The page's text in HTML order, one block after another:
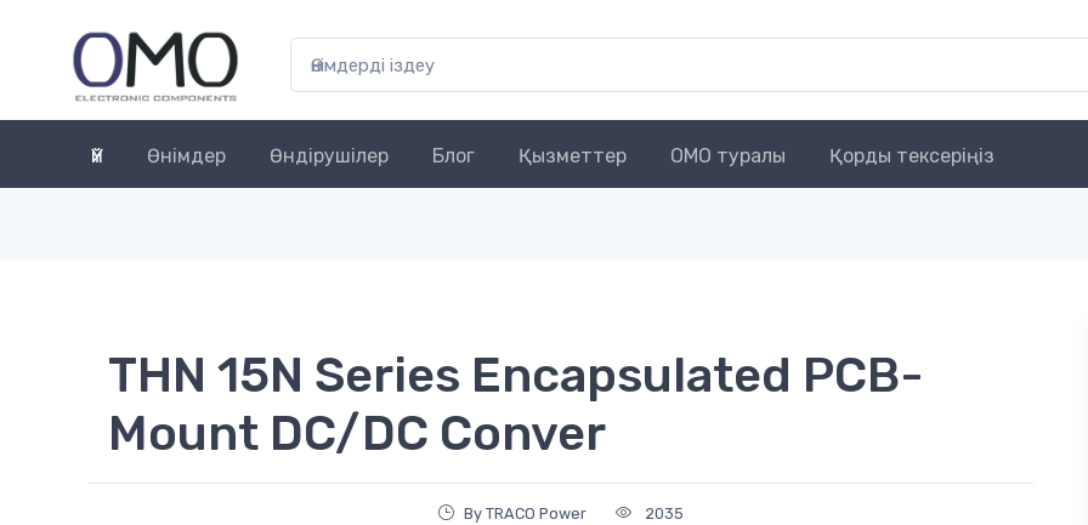
Үй Өнімдер Өндірушілер Блог Қызметтер OMO туралы Қорды тексеріңіз
THN 15N Series Encapsulated PCB-
Mount DC/DC Conver
By TRACO Power 2035